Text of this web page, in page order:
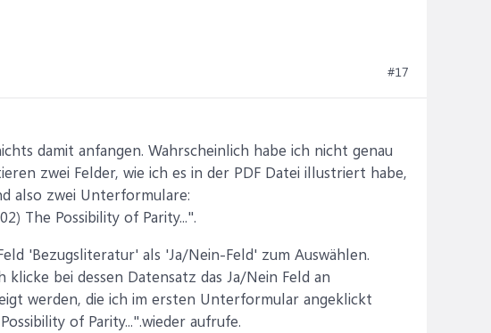
#17
damit anfangen. Wahrscheinlich habe ich nicht genau
zwei Felder, wie ich es in der PDF Datei illustriert habe,
also zwei Unterformulare:
The Possibility of Parity...".
'Bezugsliteratur' als 'Ja/Nein-Feld' zum Auswählen.
klicke bei dessen Datensatz das Ja/Nein Feld an
werden, die ich im ersten Unterformular angeklickt
of Parity...".wieder aufrufe.